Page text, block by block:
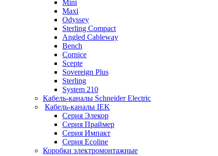
Mini
Maxi
Odyssey
Sterling Compact
Angled Cableway
Bench
Cornice
Scepte
Sovereign Plus
Sterling
System 210
Кабель-каналы Schneider Electric
Кабель-каналы IEK
Серия Элекор
Серия Праймер
Серия Импакт
Серия Ecoline
Коробки электромонтажные